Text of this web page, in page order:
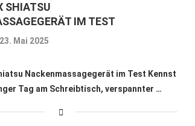
SHIATSU
IM TEST
23. Mai 2025
Nackenmassagegerät im Test Kennst
Tag am Schreibtisch, verspannter …